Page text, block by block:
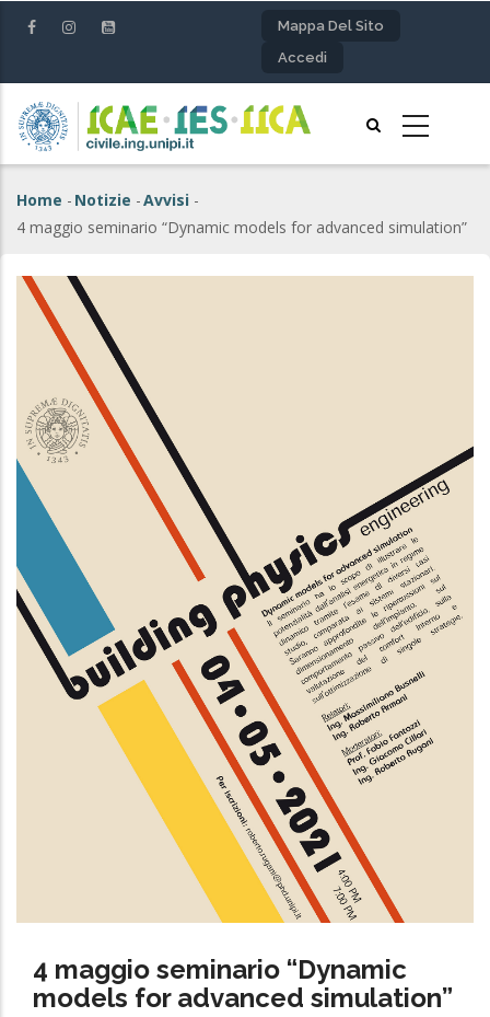
Mappa Del Sito
Accedi
Briciole
pane
Home - Notizie -Avvisi -
4 maggio seminario “Dynamic models for advanced simulation”
4 maggio seminario “Dynamic
models for advanced simulation”